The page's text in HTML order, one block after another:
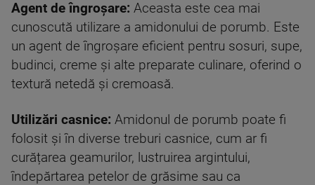
Agent de îngroșare: Aceasta este cea mai
cunoscută utilizare a amidonului de porumb. Este
un agent de îngroșare eficient pentru sosuri, supe,
budinci, creme și alte preparate culinare, oferind o
textură netedă și cremoasă.
Utilizări casnice: Amidonul de porumb poate fi
folosit și în diverse treburi casnice, cum ar fi
curățarea geamurilor, lustruirea argintului,
îndepărtarea petelor de grăsime sau ca